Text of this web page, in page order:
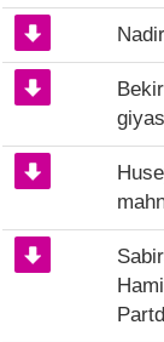
giyas